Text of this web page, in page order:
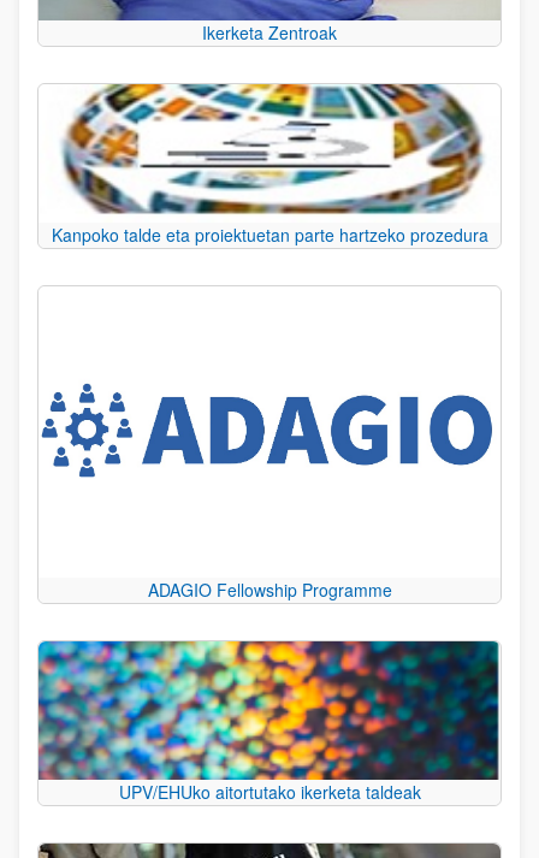
Ikerketa Zentroak
Kanpoko talde eta proiektuetan parte hartzeko prozedura
ADAGIO Fellowship Programme
UPV/EHUko aitortutako ikerketa taldeak